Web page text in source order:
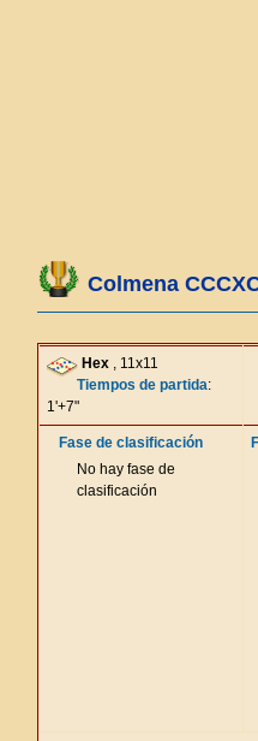
Colmena
Hex , 11x11
Tiempos de partida:
1'+7"
Fase de clasificación
No hay fase de
clasificación